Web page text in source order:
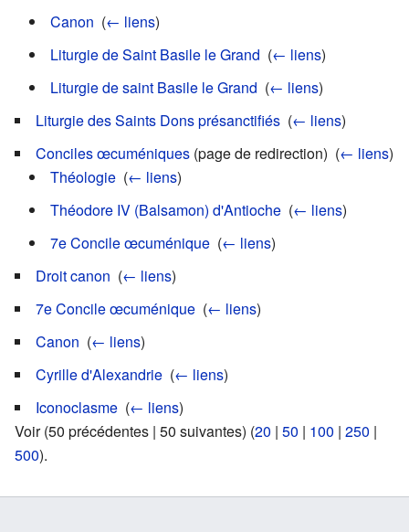
Canon (← liens)
Liturgie de Saint Basile le Grand (← liens)
Liturgie de saint Basile le Grand (← liens)
Liturgie des Saints Dons présanctifiés (← liens)
Conciles œcuméniques (page de redirection) ‎ (← liens)
Théologie (← liens)
Théodore IV (Balsamon) d'Antioche (← liens)
7e Concile œcuménique (← liens)
Droit canon (← liens)
7e Concile œcuménique (← liens)
Canon (← liens)
Cyrille d'Alexandrie (← liens)
Iconoclasme (← liens)
Voir (50 précédentes | 50 suivantes) (20 | 50 | 100 | 250 |
500).